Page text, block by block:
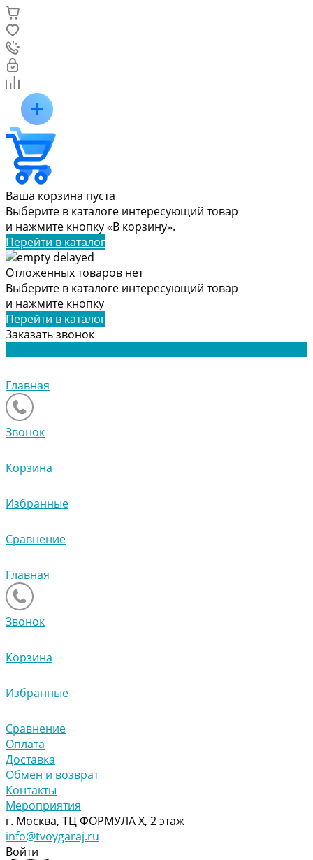
Ваша корзина пуста
Выберите в каталоге интересующий товар
и нажмите кнопку «В корзину».
Перейти в каталог
Отложенных товаров нет
Выберите в каталоге интересующий товар
и нажмите кнопку
Перейти в каталог
Заказать звонок
Главная
Звонок
Корзина
Избранные
Сравнение
Главная
Звонок
Корзина
Избранные
Сравнение
Оплата
Доставка
Обмен и возврат
Контакты
Мероприятия
г. Москва, ТЦ ФОРМУЛА Х, 2 этаж
info@tvoygaraj.ru
Войти